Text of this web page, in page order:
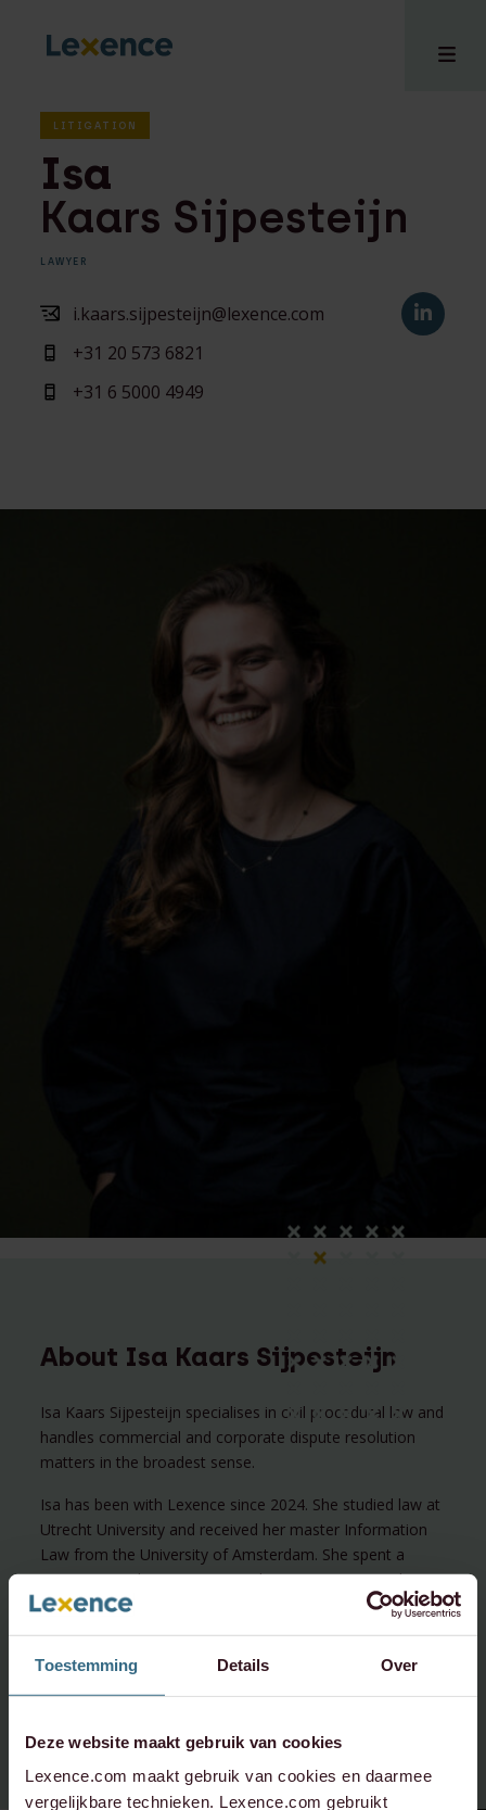
Toestemming Details Over
Deze website maakt gebruik van cookies
Lexence.com maakt gebruik van cookies en daarmee
vergelijkbare technieken. Lexence.com gebruikt
LITIGATION
Isa
Kaars Sijpesteijn
LAWYER
i.kaars.sijpesteijn@lexence.com
+31 20 573 6821
+31 6 5000 4949
About Isa Kaars Sijpesteijn
Isa Kaars Sijpesteijn specialises in civil procedural law and
handles commercial and corporate dispute resolution
matters in the broadest sense.
Isa has been with Lexence since 2024. She studied law at
Utrecht University and received her master Information
Law from the University of Amsterdam. She spent a
semester studying International Sports Law at Esade
Universidad Ramon Llull in Barcelona. Isa was admitted